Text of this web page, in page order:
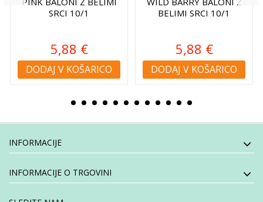
SRCI 10/1
5,88 €
DODAJ V KOŠARICO
BELIMI SRCI 10/1
5,88 €
DODAJ V KOŠARICO
INFORMACIJE
INFORMACIJE O TRGOVINI